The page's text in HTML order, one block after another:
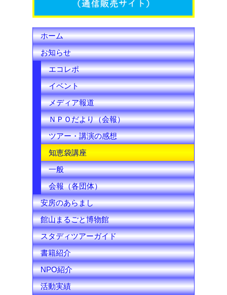
h
a
n
n
e
l
ホーム
お知らせ
エコレポ
イベント
メディア報道
ＮＰＯだより（会報）
ツアー・講演の感想
知恵袋講座
一般
会報（各団体）
安房のあらまし
館山まるごと博物館
スタディツアーガイド
書籍紹介
NPO紹介
活動実績